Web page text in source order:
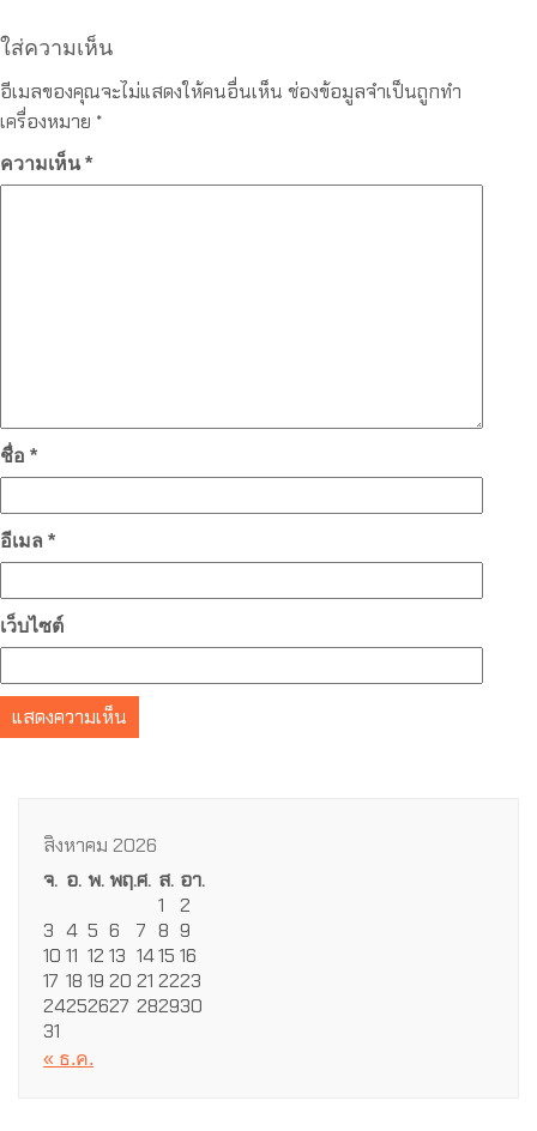
ใส่ความเห็น
อีเมลของคุณจะไม่แสดงให้คนอื่นเห็น ช่องข้อมูลจำเป็นถูกทำ
เครื่องหมาย *
ความเห็น*
ชื่อ *
อีเมล *
เว็บไซต์
สิงหาคม 2026
จ. อ. พ.พฤ.ศ. ส. อา.
1
2
3 4 5 6 7 8 9
10 11 12 13 1415 16
17 18 19 20 21 2223
24252627 282930
31
« ธ.ค.